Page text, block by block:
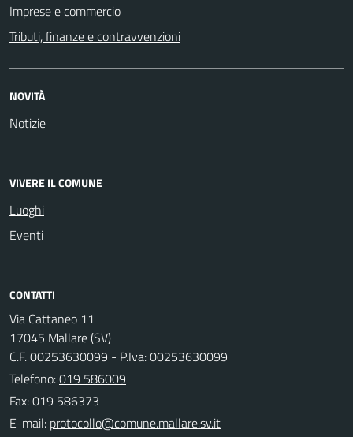
Imprese e commercio
Tributi, finanze e contravvenzioni
NOVITÀ
Notizie
VIVERE IL COMUNE
Luoghi
Eventi
CONTATTI
Via Cattaneo 11
17045 Mallare (SV)
C.F. 00253630099 - P.Iva: 00253630099
Telefono:019 586009
Fax: 019 586373
E-mail: